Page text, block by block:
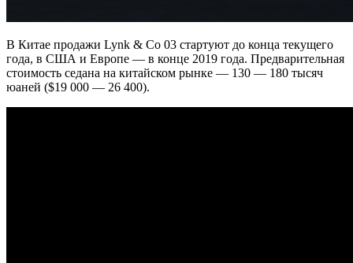
В Китае продажи Lynk & Co 03 стартуют до конца текущего
года, в США и Европе — в конце 2019 года. Предварительная
стоимость седана на китайском рынке — 130 — 180 тысяч
юаней ($19 000 — 26 400).